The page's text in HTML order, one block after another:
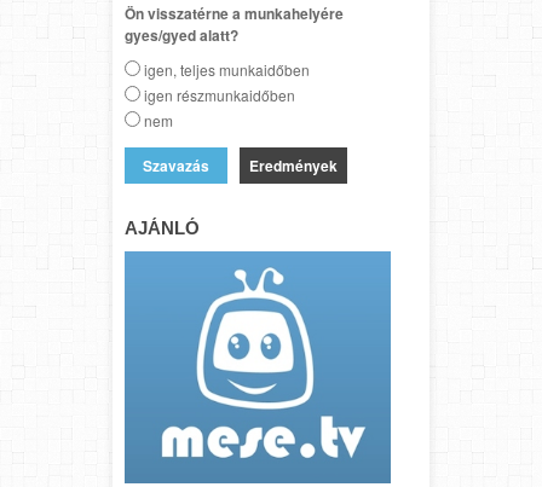
Ön visszatérne a munkahelyére
gyes/gyed alatt?
igen, teljes munkaidőben
igen részmunkaidőben
nem
Eredmények
AJÁNLÓ